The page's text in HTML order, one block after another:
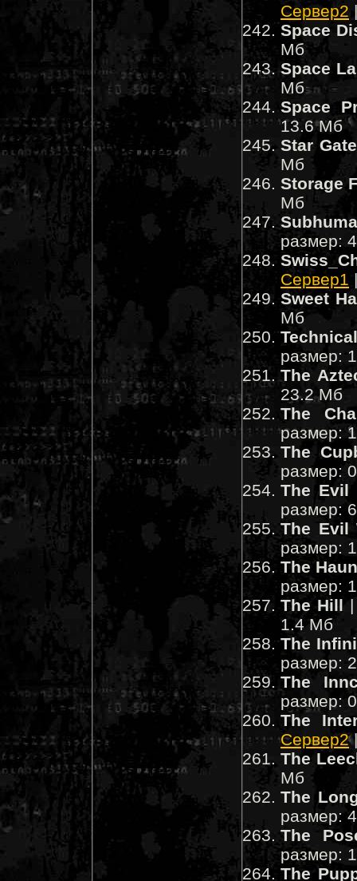
Сервер2
Space
Мб
Space
Мб
Space
13.6 Мб
Star
Мб
Storage
Мб
размер:
Сервер1
Sweet
Мб
размер:
The
23.2 Мб
The
размер:
The
размер:
The Evil
размер:
The Evil
размер:
The
размер:
The Hill|
1.4 Мб
The
размер:
The
размер:
The
Сервер2|
The
Мб
The
размер:
The
размер:
The